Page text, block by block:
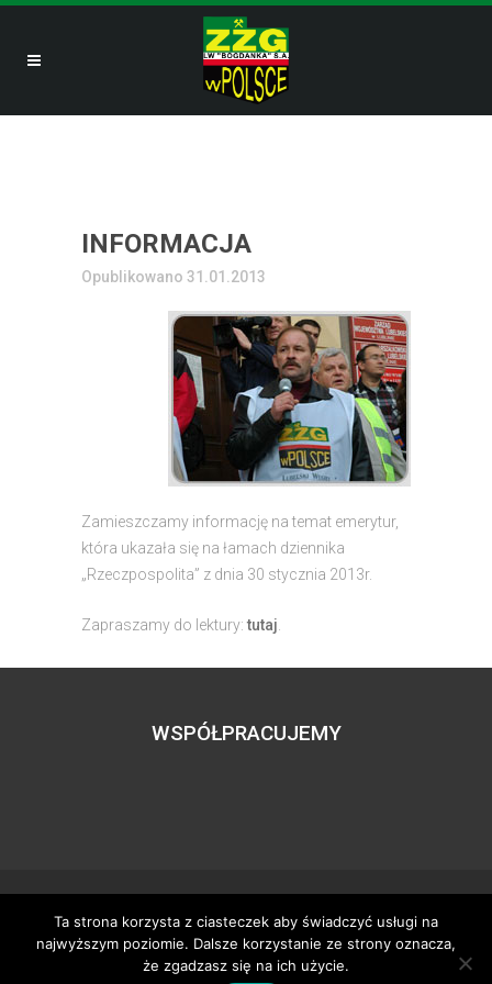
INFORMACJA
Opublikowano 31.01.2013
Zamieszczamy informację na temat emerytur,
która ukazała się na łamach dziennika
„Rzeczpospolita” z dnia 30 stycznia 2013r.
Zapraszamy do lektury:tutaj
WSPÓŁPRACUJEMY
Wszystkie prawa zastrzeżone – zzgbogdanka.pl
Dostosowanie:Tworzenie stron www– H5studio.pl
Ta strona korzysta z ciasteczek aby świadczyć usługi na
najwyższym poziomie. Dalsze korzystanie ze strony oznacza,
że zgadzasz się na ich użycie.